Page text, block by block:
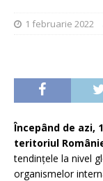
1 februarie 2022
Începând de azi,
teritoriul
tendințele la nivel
organismelor